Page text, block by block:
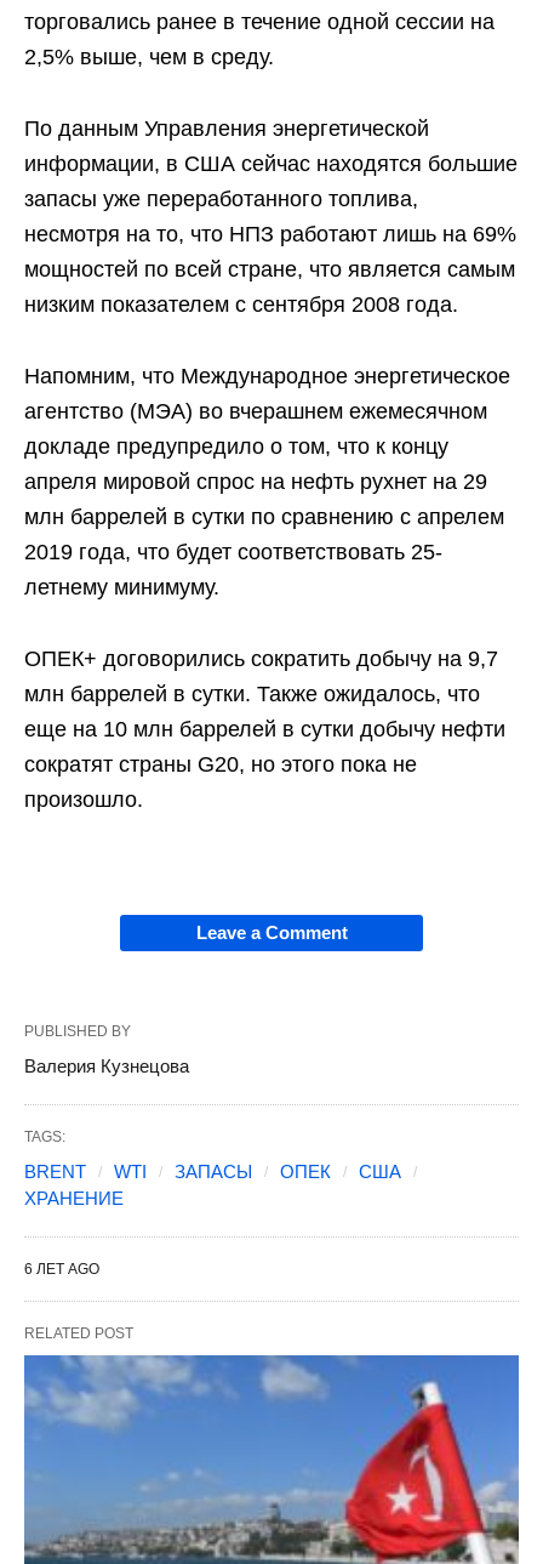
торговались ранее в течение одной сессии на
2,5% выше, чем в среду.
По данным Управления энергетической
информации, в США сейчас находятся большие
запасы уже переработанного топлива,
несмотря на то, что НПЗ работают лишь на 69%
мощностей по всей стране, что является самым
низким показателем с сентября 2008 года.
Напомним, что Международное энергетическое
агентство (МЭА) во вчерашнем ежемесячном
докладе предупредило о том, что к концу
апреля мировой спрос на нефть рухнет на 29
млн баррелей в сутки по сравнению с апрелем
2019 года, что будет соответствовать 25-
летнему минимуму.
ОПЕК+ договорились сократить добычу на 9,7
млн баррелей в сутки. Также ожидалось, что
еще на 10 млн баррелей в сутки добычу нефти
сократят страны G20, но этого пока не
произошло.
Leave a Comment
PUBLISHED BY
Валерия Кузнецова
TAGS:
BRENT WTI ЗАПАСЫ ОПЕК
США
ХРАНЕНИЕ
6 ЛЕТ AGO
RELATED POST